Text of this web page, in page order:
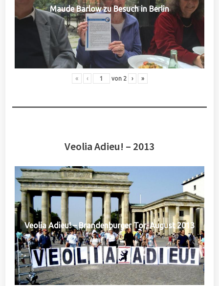
Maude Barlow zu Besuch in Berlin
« ‹ von 2 › »
Veolia Adieu! – 2013
Veolia Adieu! – Brandenburger Tor, August 2013